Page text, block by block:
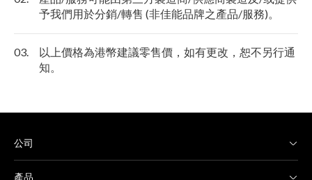
予我們用於分銷/轉售 (非佳能品牌之產品/服務)。
03.
以上價格為港幣建議零售價，如有更改，恕不另行通
知。
公司
產品